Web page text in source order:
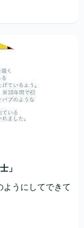
」
ようにしてできて